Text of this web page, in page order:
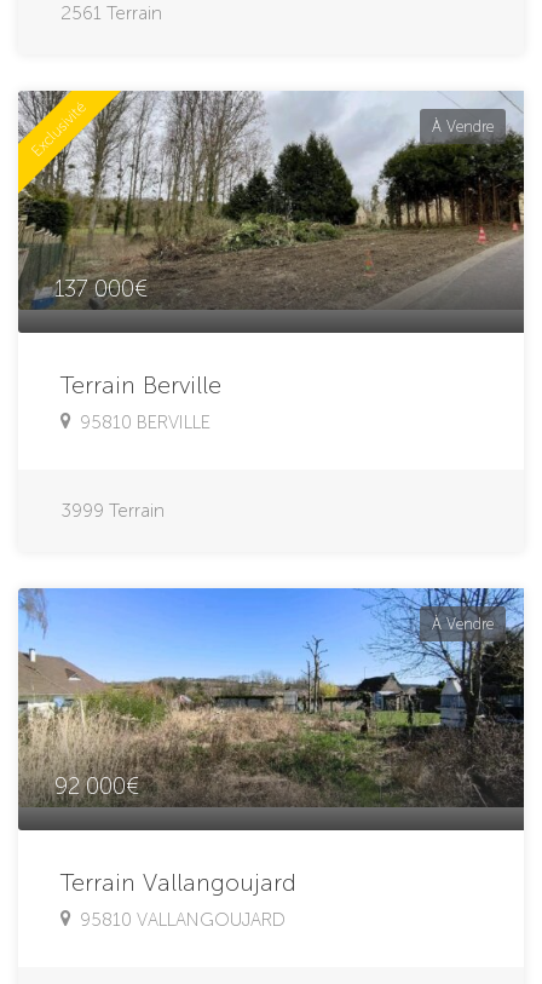
2561 Terrain
Exclusivité À Vendre
137 000€
Terrain Berville
95810 BERVILLE
3999 Terrain
À Vendre
92 000€
Terrain Vallangoujard
95810 VALLANGOUJARD